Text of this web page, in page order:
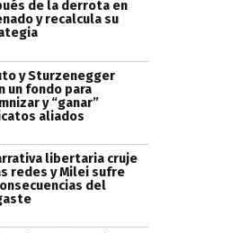
de la derrota en
y recalcula su
y Sturzenegger
un fondo para
y “ganar”
aliados
libertaria cruje
redes y Milei sufre
del